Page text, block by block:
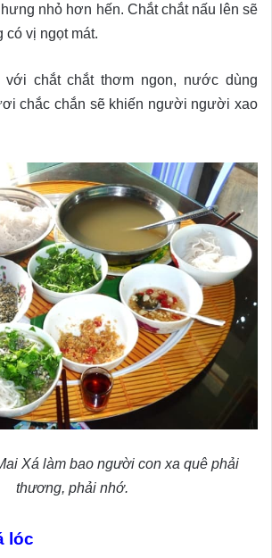
nhỏ hơn hến. Chắt chắt nấu lên sẽ
vị ngọt mát.
với chắt chắt thơm ngon, nước dùng
chắc chắn sẽ khiến người người xao
Xá làm bao người con xa quê phải
thương, phải nhớ.
lóc